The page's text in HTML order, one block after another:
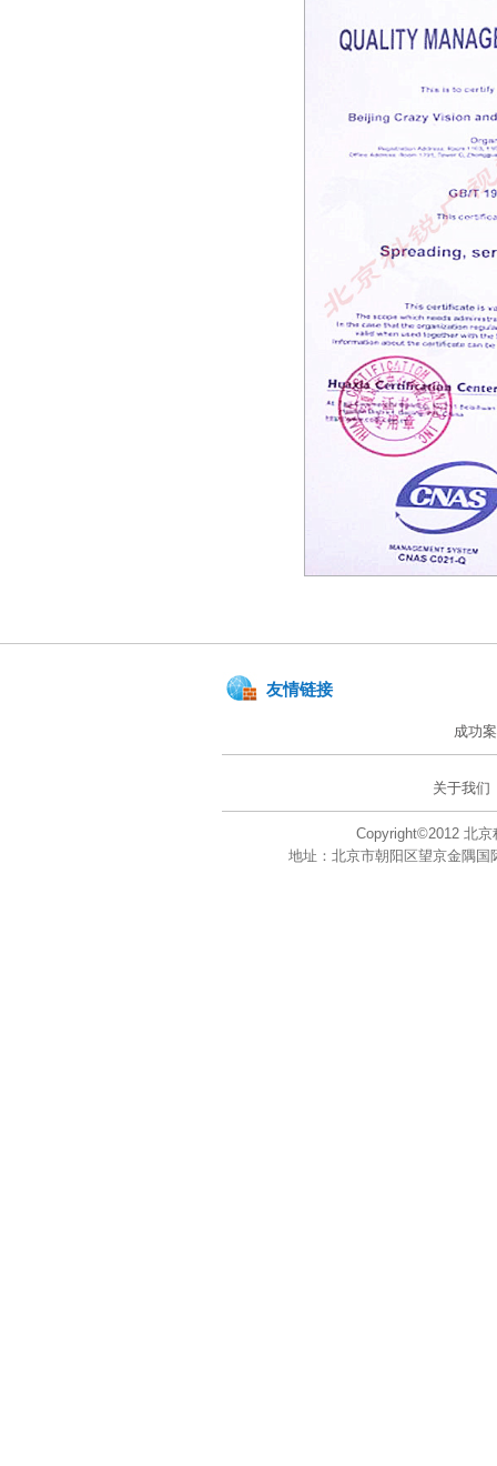
友情链接
成功
关于我们
Copyright©2012 北
地址：北京市朝阳区望京金隅国